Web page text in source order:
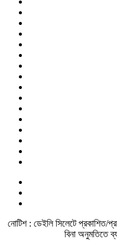
নোটিশ : ডেইলি সিলেটে প্রকাশিত/
বিনা অনুমতিতে